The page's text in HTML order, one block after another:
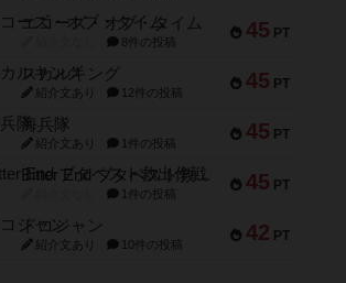
45 PT
エコーズ・オブ・タイム
8件の投稿
45 PT
スカルキング
紹介文あり 12件の投稿
45 PT
海兵隊
紹介文あり 1件の投稿
45 PT
Bitter End ブタペスト救出作戦
1件の投稿
42 PT
ドコジャン
紹介文あり 10件の投稿